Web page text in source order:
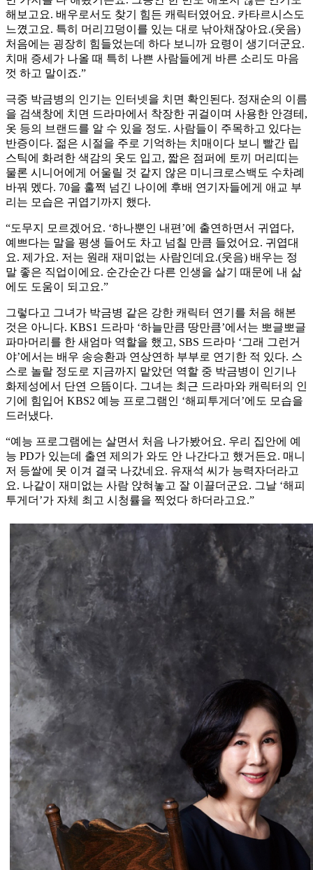
해보고요. 배우로서도 찾기 힘든 캐릭터였어요. 카타르시스도
느꼈고요. 특히 머리끄덩이를 있는 대로 낚아채잖아요.(웃음)
처음에는 굉장히 힘들었는데 하다 보니까 요령이 생기더군요.
치매 증세가 나올 때 특히 나쁜 사람들에게 바른 소리도 마음
껏 하고 말이죠.”
극중 박금병의 인기는 인터넷을 치면 확인된다. 정재순의 이름
을 검색창에 치면 드라마에서 착장한 귀걸이며 사용한 안경테,
옷 등의 브랜드를 알 수 있을 정도. 사람들이 주목하고 있다는
반증이다. 젊은 시절을 주로 기억하는 치매이다 보니 빨간 립
스틱에 화려한 색감의 옷도 입고, 짧은 점퍼에 토끼 머리띠는
물론 시니어에게 어울릴 것 같지 않은 미니크로스백도 수차례
바꿔 멨다. 70을 훌쩍 넘긴 나이에 후배 연기자들에게 애교 부
리는 모습은 귀엽기까지 했다.
“도무지 모르겠어요. ‘하나뿐인 내편’에 출연하면서 귀엽다,
예쁘다는 말을 평생 들어도 차고 넘칠 만큼 들었어요. 귀엽대
요. 제가요. 저는 원래 재미없는 사람인데요.(웃음) 배우는 정
말 좋은 직업이에요. 순간순간 다른 인생을 살기 때문에 내 삶
에도 도움이 되고요.”
그렇다고 그녀가 박금병 같은 강한 캐릭터 연기를 처음 해본
것은 아니다. KBS1 드라마 ‘하늘만큼 땅만큼’에서는 뽀글뽀글
파마머리를 한 새엄마 역할을 했고, SBS 드라마 ‘그래 그런거
야’에서는 배우 송승환과 연상연하 부부로 연기한 적 있다. 스
스로 놀랄 정도로 지금까지 맡았던 역할 중 박금병이 인기나
화제성에서 단연 으뜸이다. 그녀는 최근 드라마와 캐릭터의 인
기에 힘입어 KBS2 예능 프로그램인 ‘해피투게더’에도 모습을
드러냈다.
“예능 프로그램에는 살면서 처음 나가봤어요. 우리 집안에 예
능 PD가 있는데 출연 제의가 와도 안 나간다고 했거든요. 매니
저 등쌀에 못 이겨 결국 나갔네요. 유재석 씨가 능력자더라고
요. 나같이 재미없는 사람 앉혀놓고 잘 이끌더군요. 그날 ‘해피
투게더’가 자체 최고 시청률을 찍었다 하더라고요.”